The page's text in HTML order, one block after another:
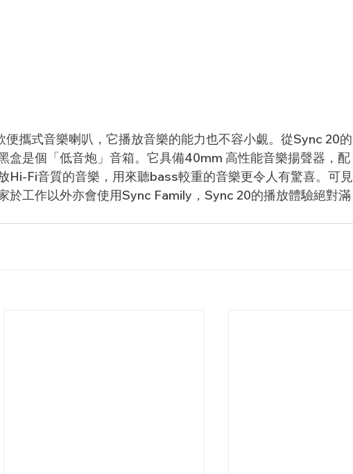
便攜式音樂喇叭，它播放音樂的能力也不容小覷。從Sync 20的
盒是個 「低音炮」音箱。它具備40mm 高性能音樂揚聲器，配
Hi-Fi音質的音樂，用來聽bass較重的音樂更令人有驚喜。可見
於工作以外亦會使用Sync Family，Sync 20的播放體驗絕對滿